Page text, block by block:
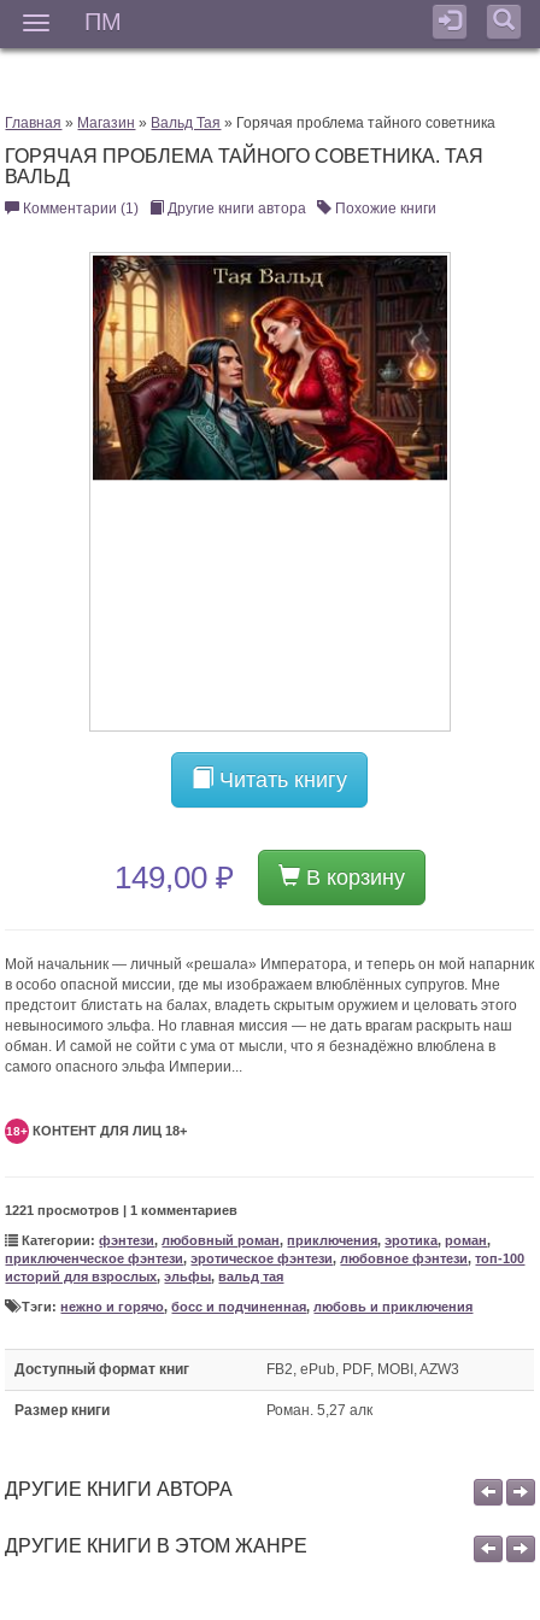
ПМ
Главная » Магазин » Вальд Тая » Горячая проблема тайного советника
ГОРЯЧАЯ ПРОБЛЕМА ТАЙНОГО СОВЕТНИКА. ТАЯ
ВАЛЬД
Комментарии (1) Другие книги автора Похожие книги
Читать книгу
149,00 ₽ В корзину
Мой начальник — личный «решала» Императора, и теперь он мой напарник
в особо опасной миссии, где мы изображаем влюблённых супругов. Мне
предстоит блистать на балах, владеть скрытым оружием и целовать этого
невыносимого эльфа. Но главная миссия — не дать врагам раскрыть наш
обман. И самой не сойти с ума от мысли, что я безнадёжно влюблена в
самого опасного эльфа Империи...
18+ КОНТЕНТ ДЛЯ ЛИЦ 18+
1221 просмотров | 1 комментариев
Категории:фэнтези, любовный роман,приключения,эротика,роман,
приключенческое фэнтези,эротическое фэнтези, любовное фэнтези,топ-100
историй для взрослых,эльфы,вальд тая
Тэги:нежно и горячо,босс и подчиненная, любовь и приключения
Доступный формат книг FB2, ePub, PDF, MOBI, AZW3
Размер книги Роман. 5,27 алк
ДРУГИЕ КНИГИ АВТОРА
ДРУГИЕ КНИГИ В ЭТОМ ЖАНРЕ